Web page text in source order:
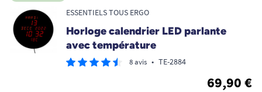
ESSENTIELS TOUS ERGO
Horloge calendrier LED parlante
avec température
8 avis • TE-2884
69,90 €